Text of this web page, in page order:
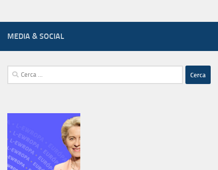
MEDIA & SOCIAL
Ricerca
per: